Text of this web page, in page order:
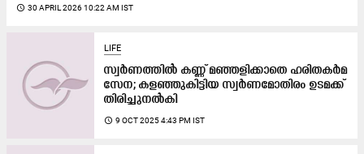
access_time 30 APRIL 2026 10:22 AM IST
LIFE
സ്വർണത്തിൽ കണ്ണ് മഞ്ഞളിക്കാതെ ഹരിതകർമ
സേന; കളഞ്ഞുകി​ട്ടി​യ സ്വ​ർ​ണ​മോ​തി​രം ഉ​ട​മ​ക്ക്
തി​രി​ച്ചു​ന​ൽ​കി
access_time 9 OCT 2025 4:43 PM IST